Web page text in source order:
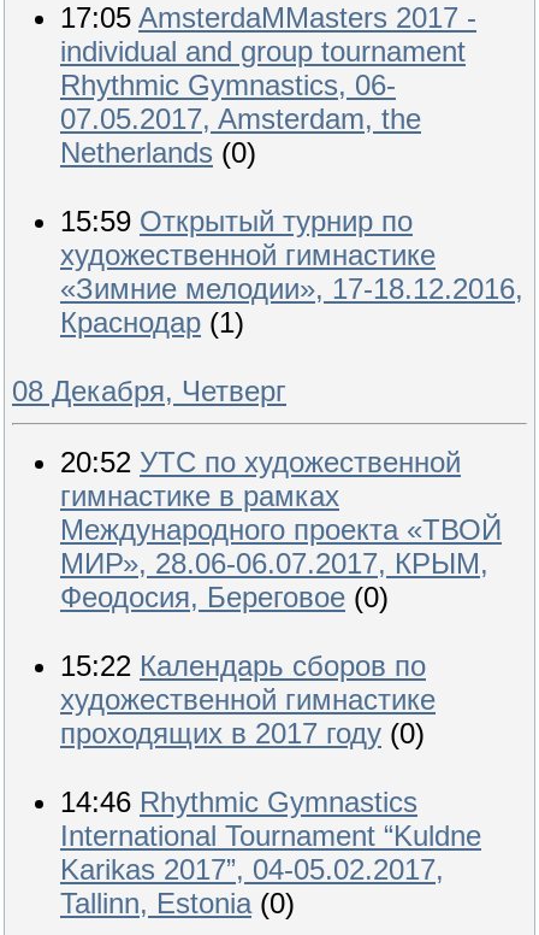
17:05 AmsterdaMMasters 2017 -
individual and group tournament
Rhythmic Gymnastics, 06-
07.05.2017, Amsterdam, the
Netherlands (0)
15:59 Открытый турнир по
художественной гимнастике
«Зимние мелодии», 17-18.12.2016,
Краснодар (1)
08 Декабря, Четверг
20:52 УТС по художественной
гимнастике в рамках
Международного проекта «ТВОЙ
МИР», 28.06-06.07.2017, КРЫМ,
Феодосия, Береговое (0)
15:22 Календарь сборов по
художественной гимнастике
проходящих в 2017 году (0)
14:46 Rhythmic Gymnastics
International Tournament “Kuldne
Karikas 2017”, 04-05.02.2017,
Tallinn, Estonia (0)